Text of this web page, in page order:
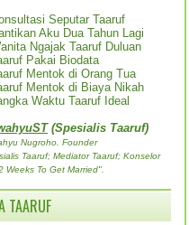
Seputar Taaruf
Aku Dua Tahun Lagi
Ngajak Taaruf Duluan
Pakai Biodata
Mentok di Orang Tua
Mentok di Biaya Nikah
Waktu Taaruf Ideal
(Spesialis Taaruf)
Nugroho. Founder
Taaruf; Mediator Taaruf; Konselor
Weeks To Get Married".
TAARUF